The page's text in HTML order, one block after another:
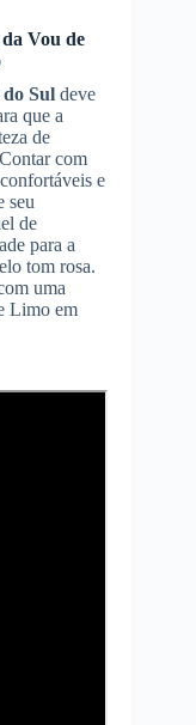
da Vou de
Sul deve
que a
de
com
e
seu
de
para a
tom rosa.
uma
Limo em